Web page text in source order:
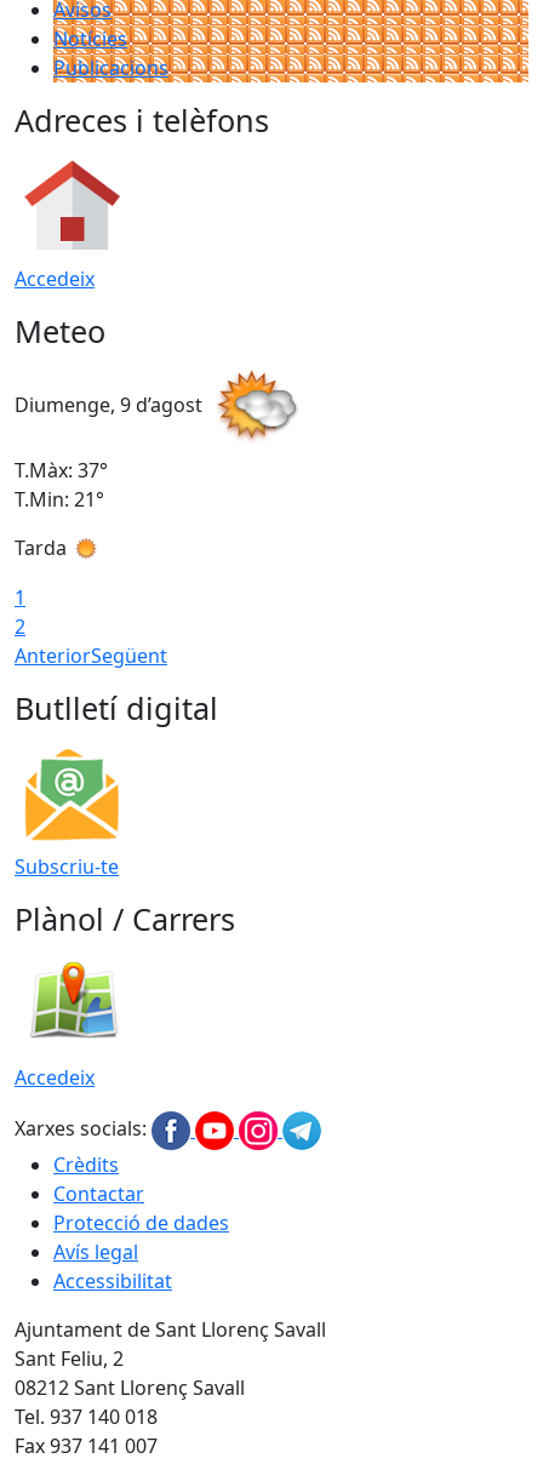
Avisos
Notícies
Publicacions
Adreces i telèfons
Accedeix
Meteo
Diumenge, 9 d’agost
T.Màx: 37°
T.Min: 21°
Tarda
1
2
AnteriorSegüent
Butlletí digital
Subscriu-te
Plànol / Carrers
Accedeix
Xarxes socials:
Crèdits
Contactar
Protecció de dades
Avís legal
Accessibilitat
Ajuntament de Sant Llorenç Savall
Sant Feliu, 2
08212 Sant Llorenç Savall
Tel. 937 140 018
Fax 937 141 007